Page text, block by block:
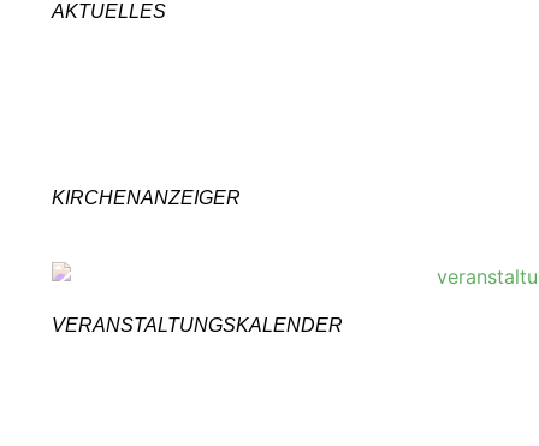
AKTUELLES
KIRCHENANZEIGER
VERANSTALTUNGSKALENDER